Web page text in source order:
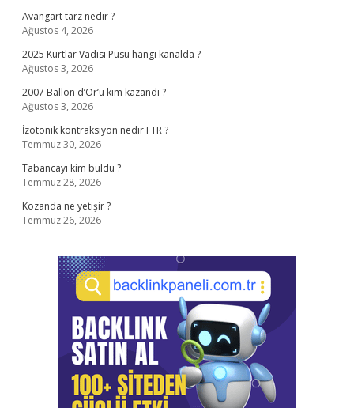
Avangart tarz nedir ?
Ağustos 4, 2026
2025 Kurtlar Vadisi Pusu hangi kanalda ?
Ağustos 3, 2026
2007 Ballon d’Or’u kim kazandı ?
Ağustos 3, 2026
İzotonik kontraksiyon nedir FTR ?
Temmuz 30, 2026
Tabancayı kim buldu ?
Temmuz 28, 2026
Kozanda ne yetişir ?
Temmuz 26, 2026